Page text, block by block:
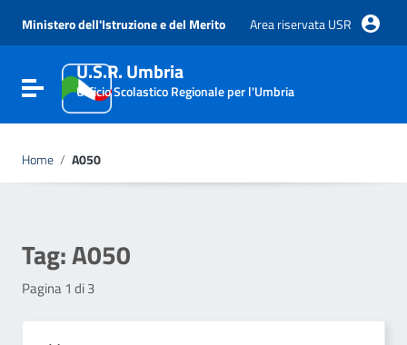
Vai al menu di navigazione
Vai al footer
Ministero dell'Istruzione e del Merito Area riservata USR
Attiva / disattiva la navigazione
U.S.R. Umbria
Ufficio Scolastico Regionale per l'Umbria
Home / A050
Tag:A050
Pagina 1 di 3